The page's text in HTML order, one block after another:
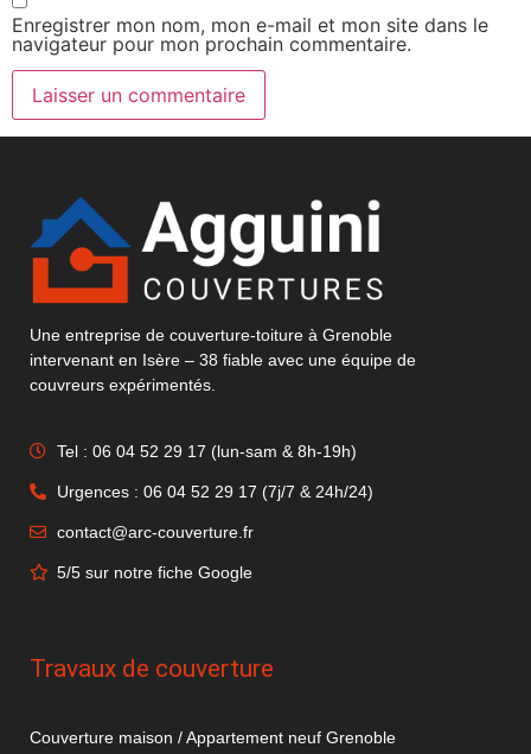
Enregistrer mon nom, mon e-mail et mon site dans le
navigateur pour mon prochain commentaire.
Une entreprise de couverture-toiture à Grenoble
intervenant en Isère – 38 fiable avec une équipe de
couvreurs expérimentés.
Tel : 06 04 52 29 17 (lun-sam & 8h-19h)
Urgences : 06 04 52 29 17 (7j/7 & 24h/24)
contact@arc-couverture.fr
5/5 sur notre fiche Google
Travaux de couverture
Couverture maison / Appartement neuf Grenoble